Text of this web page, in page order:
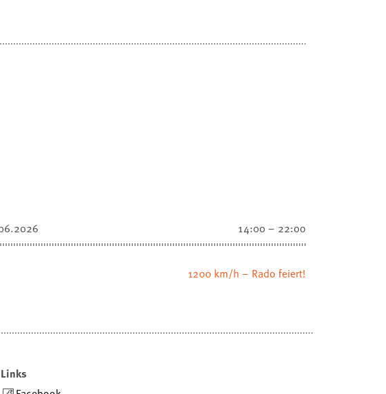
14:00 – 22:00
1200 km/h – Rado feiert!
Links